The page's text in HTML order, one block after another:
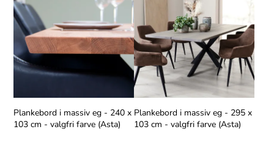
Plankebord i massiv eg - 240 x
103 cm - valgfri farve (Asta)
Plankebord i massiv eg - 295 x
103 cm - valgfri farve (Asta)